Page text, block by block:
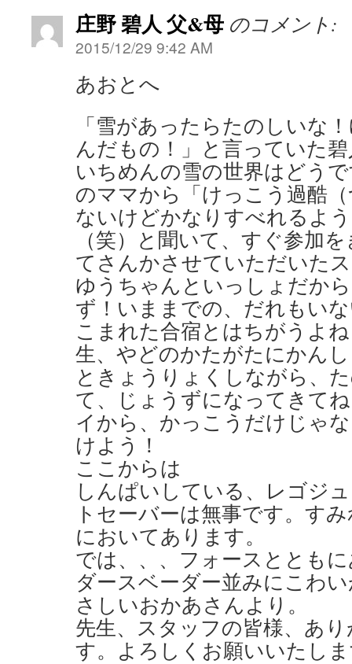
庄野 碧人 父&母 のコメント:
2015/12/29 9:42 AM
あおとへ
「雪があったらたのしいな
んだもの！」と言っていた
いちめんの雪の世界はどう
のママから「けっこう過酷
ないけどかなりすべれるよ
（笑）と聞いて、すぐ参加
てさんかさせていただいた
ゆうちゃんといっしょだか
ず！いままでの、だれもい
こまれた合宿とはちがうよ
生、やどのかたがたにかん
ときょうりょくしながら、
て、じょうずになってきて
イから、かっこうだけじゃ
けよう！
ここからは
しんぱいしている、レゴジ
トセーバーは無事です。す
においてあります。
では、、、フォースととも
ダースベーダー並みにこわ
さしいおかあさんより。
先生、スタッフの皆様、あ
す。よろしくお願いいたし